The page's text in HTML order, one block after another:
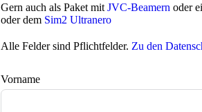
Gern auch als Paket mitJVC-Beamern oder
oder dem Sim2 Ultranero
Alle Felder sind Pflichtfelder. Zu den
Vorname